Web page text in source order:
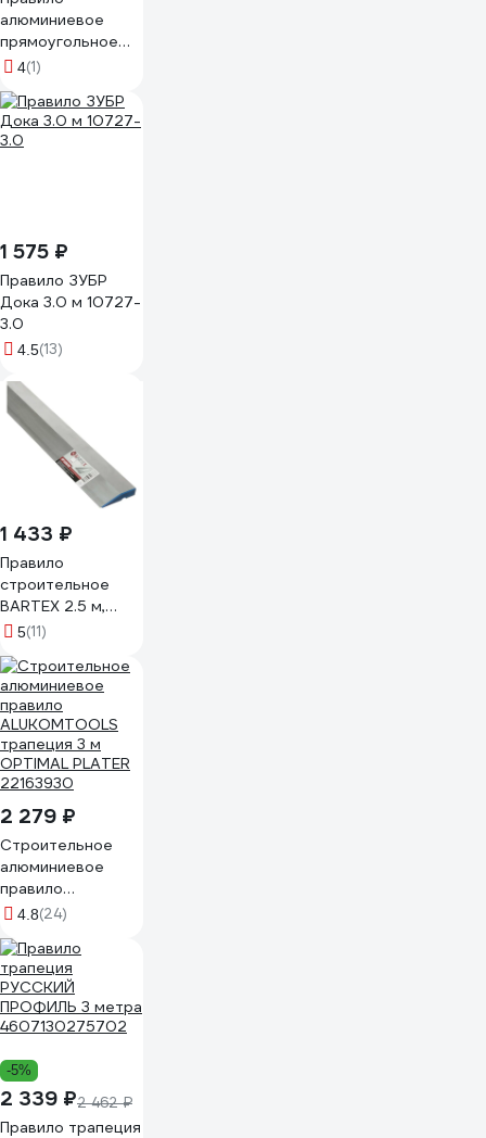
алюминиевое
прямоугольное
для полусухой
2500x80x18мм
4687206278318
4(1)
1 575 ₽
Правило ЗУБР
Дока 3.0 м 10727-
3.0
4.5(13)
1 433 ₽
Правило
строительное
BARTEX 2.5 м,
трапеция, с
жесткости,
алюминий,
100111250 221043
5(11)
2 279 ₽
Cтроительное
алюминиевое
правило
ALUKOMTOOLS
OPTIMAL PLATER
22163930
4.8(24)
-5%
2 339 ₽2 462 ₽
Правило трапеция